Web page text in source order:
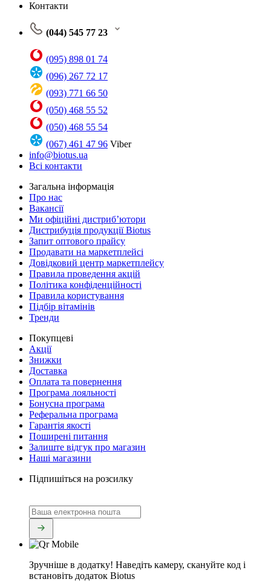
Контакти
(044) 545 77 23
(095) 898 01 74
(096) 267 72 17
(093) 771 66 50
(050) 468 55 52
(050) 468 55 54
(067) 461 47 96 Viber
info@biotus.ua
Всі контакти
Загальна інформація
Про нас
Вакансії
Ми офіційні дистриб’ютори
Дистрибуція продукції Biotus
Запит оптового прайсу
Продавати на маркетплейсі
Довідковий центр маркетплейсу
Правила проведення акцій
Політика конфіденційності
Правила користування
Підбір вітамінів
Тренди
Покупцеві
Акції
Знижки
Доставка
Оплата та повернення
Програма лояльності
Бонусна програма
Реферальна програма
Гарантія якості
Поширені питання
Залиште відгук про магазин
Наші магазини
Підпишіться на розсилку
Зручніше в додатку! Наведіть камеру, скануйте код і
встановіть додаток Biotus